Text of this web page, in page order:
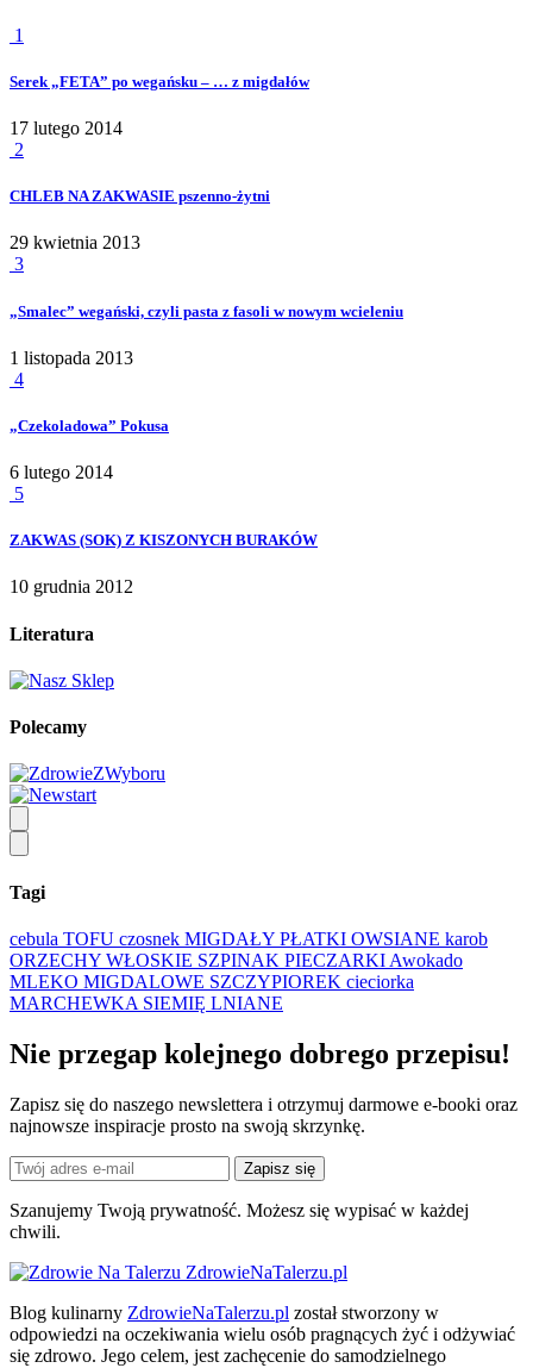
1
Serek „FETA” po wegańsku – … z migdałów
17 lutego 2014
2
CHLEB NA ZAKWASIE pszenno-żytni
29 kwietnia 2013
3
„Smalec” wegański, czyli pasta z fasoli w nowym wcieleniu
1 listopada 2013
4
„Czekoladowa” Pokusa
6 lutego 2014
5
ZAKWAS (SOK) Z KISZONYCH BURAKÓW
10 grudnia 2012
Literatura
Polecamy
Tagi
cebula TOFU czosnek MIGDAŁY PŁATKI OWSIANE karob
ORZECHY WŁOSKIE SZPINAK PIECZARKI Awokado
MLEKO MIGDALOWE SZCZYPIOREK cieciorka
MARCHEWKA SIEMIĘ LNIANE
Nie przegap kolejnego dobrego przepisu!
Zapisz się do naszego newslettera i otrzymuj darmowe e-booki oraz
najnowsze inspiracje prosto na swoją skrzynkę.
Zapisz się
Szanujemy Twoją prywatność. Możesz się wypisać w każdej
chwili.
ZdrowieNaTalerzu.pl
Blog kulinarny ZdrowieNaTalerzu.pl został stworzony w
odpowiedzi na oczekiwania wielu osób pragnących żyć i odżywiać
się zdrowo. Jego celem, jest zachęcenie do samodzielnego